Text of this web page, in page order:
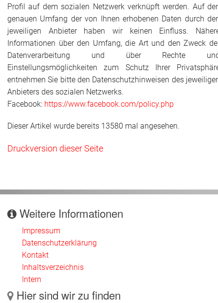
Profil auf dem sozialen Netzwerk verknüpft werden. Auf
genauen Umfang der von Ihnen erhobenen Daten durch
jeweiligen Anbieter haben wir keinen Einfluss.
Informationen über den Umfang, die Art und den Zweck
Datenverarbeitung und über Rechte
Einstellungsmöglichkeiten zum Schutz Ihrer
entnehmen Sie bitte den Datenschutzhinweisen des
Anbieters des sozialen Netzwerks.
Facebook: https://www.facebook.com/policy.php
Dieser Artikel wurde bereits 13580 mal angesehen.
Druckversion dieser Seite
Weitere Informationen
Impressum
Datenschutzerklärung
Kontakt
Inhaltsverzeichnis
Intern
Hier sind wir zu finden